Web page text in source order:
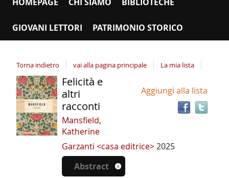
GIOVANI LETTORI PATRIMONIO STORICO
Torna indietro vai alla pagina principale La mia lista
Dettaglio
del
documento
Aggiungi alla lista
Felicità e
altri
racconti
Mansfield,
Katherine
Garzanti <casa editrice>2025
Abstract